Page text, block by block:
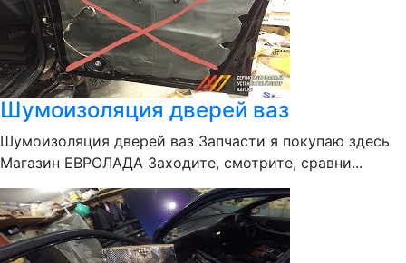
Шумоизоляция дверей ваз
Шумоизоляция дверей ваз Запчасти я покупаю здесь
Магазин ЕВРОЛАДА Заходите, смотрите, сравни...